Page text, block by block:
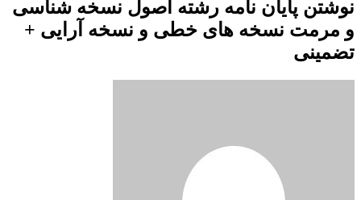
نوشتن پایان نامه رشته اصول نسخه شناسی
و مرمت نسخه های خطی و نسخه آرایی +
تضمینی